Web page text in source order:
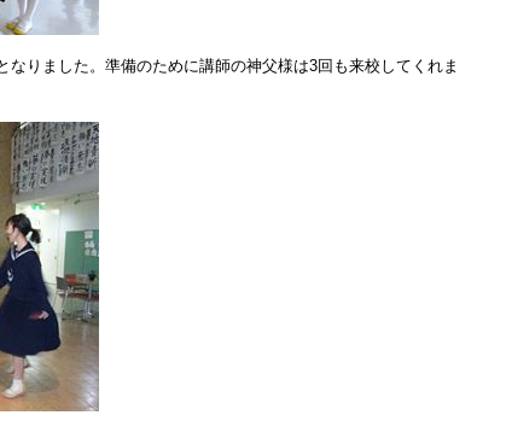
りました。準備のために講師の神父様は3回も来校してくれま